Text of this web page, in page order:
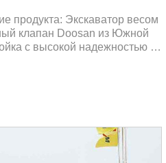
продукта: Экскаватор весом
клапан Doosan из Южной
с высокой надежностью и
комбинированные
потребности
насос Doosan из
фильтрации масла, таких
значительно улучшают